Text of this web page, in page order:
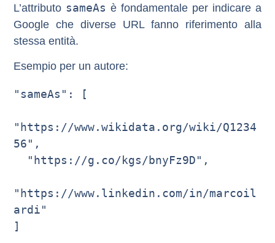
L’attributo sameAs è fondamentale per indicare a
Google che diverse URL fanno riferimento alla
stessa entità.
Esempio per un autore:
"sameAs": [
"https://www.wikidata.org/wiki/Q1234
56",
"https://www.linkedin.com/in/marcoil
ardi"
]